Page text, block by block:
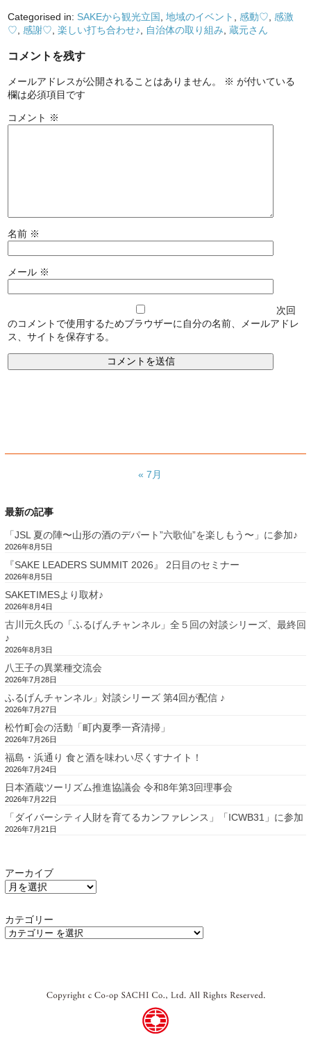
Categorised in: SAKEから観光立国 ,地域のイベント 感動♡
感激
♡
感謝♡ ,楽しい打ち合わせ♪ 自治体の取り組み ,蔵元さん
コメントを残す
メールアドレスが公開されることはありません。 ※ が付いている
欄は必須項目です
コメント ※
名前 ※
メール ※
次回
のコメントで使用するためブラウザーに自分の名前、メールアドレ
ス、サイトを保存する。
« 7月
最新の記事
「JSL 夏の陣〜山形の酒のデパート”六歌仙”を楽しもう〜」に参加♪
2026年8月5日
『SAKE LEADERS SUMMIT 2026』 2日目のセミナー
2026年8月5日
SAKETIMESより取材♪
2026年8月4日
古川元久氏の「ふるげんチャンネル」全５回の対談シリーズ、最終回
♪
2026年8月3日
八王子の異業種交流会
2026年7月28日
ふるげんチャンネル」対談シリーズ 第4回が配信 ♪
2026年7月27日
松竹町会の活動「町内夏季一斉清掃」
2026年7月26日
福島・浜通り 食と酒を味わい尽くすナイト！
2026年7月24日
日本酒蔵ツーリズム推進協議会 令和8年第3回理事会
2026年7月22日
「ダイバーシティ人財を育てるカンファレンス」「ICWB31」に参加
2026年7月21日
アーカイブ
カテゴリー